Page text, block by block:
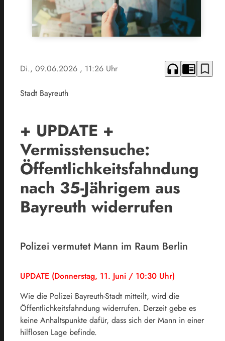
Di., 09.06.2026 , 11:26 Uhr headphones chrome_reader_mode bookmark_border
Stadt Bayreuth
+ UPDATE +
Vermisstensuche:
Öffentlichkeitsfahndung
nach 35-Jährigem aus
Bayreuth widerrufen
Polizei vermutet Mann im Raum Berlin
UPDATE (Donnerstag, 11. Juni / 10:30 Uhr)
Wie die Polizei Bayreuth-Stadt mitteilt, wird die
Öffentlichkeitsfahndung widerrufen. Derzeit gebe es
keine Anhaltspunkte dafür, dass sich der Mann in einer
hilflosen Lage befinde.